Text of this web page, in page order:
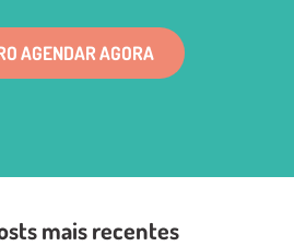
AGENDAR AGORA
mais recentes